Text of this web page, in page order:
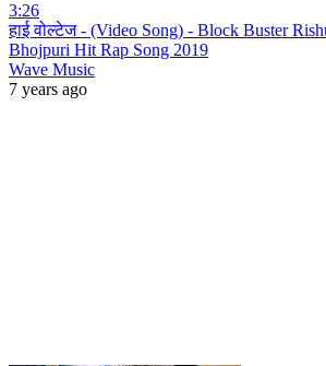
3:26
हाई वोल्टेज - (Video Song) - Block Buster
Bhojpuri Hit Rap Song 2019
Wave Music
7 years ago